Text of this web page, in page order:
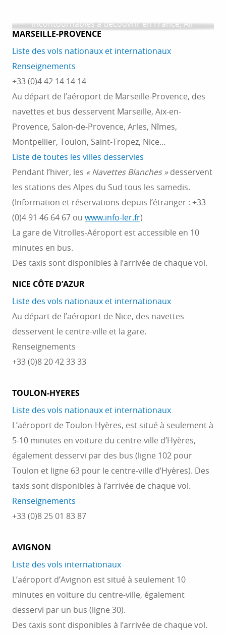
incontournables à découvrir en France, Air
France se positionne comme un...
MARSEILLE-PROVENCE
Liste des vols nationaux et internationaux
Renseignements
+33 (0)4 42 14 14 14
Au départ de l’aéroport de Marseille-Provence, des
navettes et bus desservent Marseille, Aix-en-
Provence, Salon-de-Provence, Arles, Nîmes,
Montpellier, Toulon, Saint-Tropez, Nice…
Liste de toutes les villes desservies
Pendant l’hiver, les « Navettes Blanches »desservent
les stations des Alpes du Sud tous les samedis.
(Information et réservations depuis l’étranger : +33
(0)4 91 46 64 67 ou www.info-ler.fr)
La gare de Vitrolles-Aéroport est accessible en 10
minutes en bus.
Des taxis sont disponibles à l’arrivée de chaque vol.
NICE CÔTE D’AZUR
Liste des vols nationaux et internationaux
Au départ de l’aéroport de Nice, des navettes
desservent le centre-ville et la gare.
Renseignements
+33 (0)8 20 42 33 33
TOULON-HYERES
Liste des vols nationaux et internationaux
L’aéroport de Toulon-Hyères, est situé à seulement à
5-10 minutes en voiture du centre-ville d’Hyères,
également desservi par des bus (ligne 102 pour
Toulon et ligne 63 pour le centre-ville d’Hyères). Des
taxis sont disponibles à l’arrivée de chaque vol.
Renseignements
+33 (0)8 25 01 83 87
AVIGNON
Liste des vols internationaux
L’aéroport d’Avignon est situé à seulement 10
minutes en voiture du centre-ville, également
desservi par un bus (ligne 30).
Des taxis sont disponibles à l’arrivée de chaque vol.
AVEC ZOU ! ON FONCE DANS LES
STATIONS DES ALPES DU SUD
Glisse et détente garanties ! Avec ZOU!, laissez-
vous conduire vers les pistes enneigées des Alpes
du Sud. Profitez de trajets confortables en bus ou